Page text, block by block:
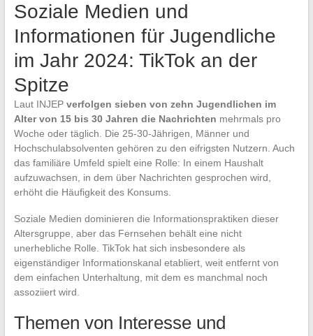
Soziale Medien und
Informationen für Jugendliche
im Jahr 2024: TikTok an der
Spitze
Laut INJEP verfolgen sieben von zehn Jugendlichen im
Alter von 15 bis 30 Jahren die Nachrichten mehrmals pro
Woche oder täglich. Die 25-30-Jährigen, Männer und
Hochschulabsolventen gehören zu den eifrigsten Nutzern. Auch
das familiäre Umfeld spielt eine Rolle: In einem Haushalt
aufzuwachsen, in dem über Nachrichten gesprochen wird,
erhöht die Häufigkeit des Konsums.
Soziale Medien dominieren die Informationspraktiken dieser
Altersgruppe, aber das Fernsehen behält eine nicht
unerhebliche Rolle. TikTok hat sich insbesondere als
eigenständiger Informationskanal etabliert, weit entfernt von
dem einfachen Unterhaltung, mit dem es manchmal noch
assoziiert wird.
Themen von Interesse und